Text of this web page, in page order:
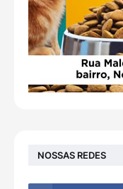
NOSSAS REDES